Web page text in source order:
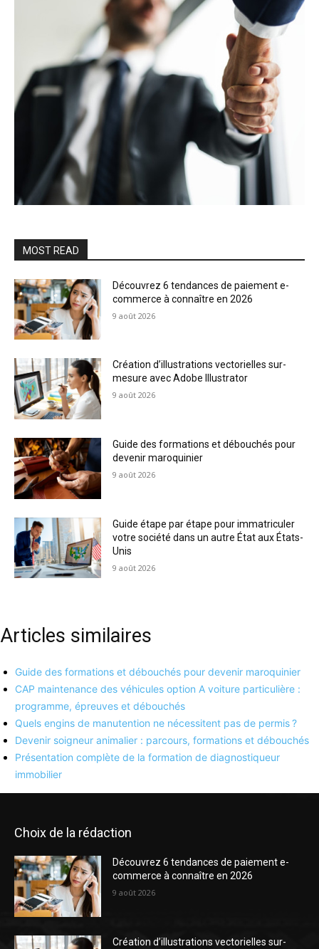
MOST READ
Découvrez 6 tendances de paiement e-
commerce à connaître en 2026
9 août 2026
Création d’illustrations vectorielles sur-
mesure avec Adobe Illustrator
9 août 2026
Guide des formations et débouchés pour
devenir maroquinier
9 août 2026
Guide étape par étape pour immatriculer
votre société dans un autre État aux États-
Unis
9 août 2026
Articles similaires
Guide des formations et débouchés pour devenir maroquinier
CAP maintenance des véhicules option A voiture particulière :
programme, épreuves et débouchés
Quels engins de manutention ne nécessitent pas de permis ?
Devenir soigneur animalier : parcours, formations et débouchés
Présentation complète de la formation de diagnostiqueur
immobilier
Choix de la rédaction
Découvrez 6 tendances de paiement e-
commerce à connaître en 2026
9 août 2026
Création d’illustrations vectorielles sur-